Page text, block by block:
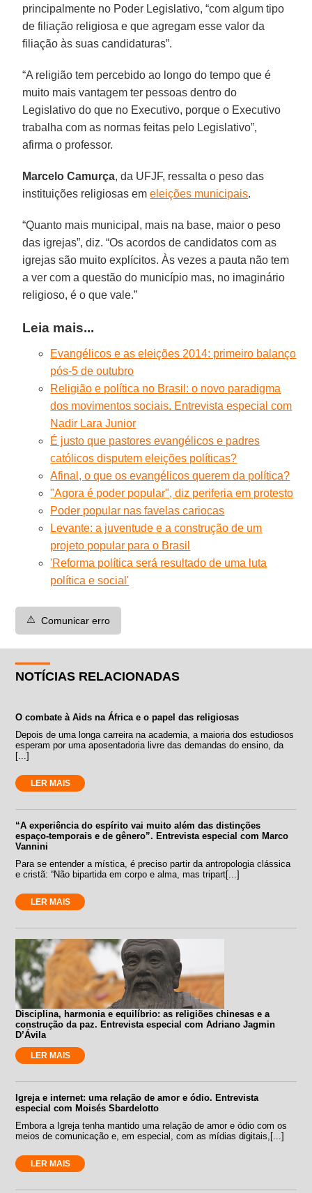
principalmente no Poder Legislativo, “com algum tipo
de filiação religiosa e que agregam esse valor da
filiação às suas candidaturas”.
“A religião tem percebido ao longo do tempo que é
muito mais vantagem ter pessoas dentro do
Legislativo do que no Executivo, porque o Executivo
trabalha com as normas feitas pelo Legislativo”,
afirma o professor.
Marcelo Camurça, da UFJF, ressalta o peso das
instituições religiosas emeleições municipais.
“Quanto mais municipal, mais na base, maior o peso
das igrejas”, diz. “Os acordos de candidatos com as
igrejas são muito explícitos. Às vezes a pauta não tem
a ver com a questão do município mas, no imaginário
religioso, é o que vale.”
Leia mais...
Evangélicos e as eleições 2014: primeiro balanço
pós-5 de outubro
Religião e política no Brasil: o novo paradigma
dos movimentos sociais. Entrevista especial com
Nadir Lara Junior
É justo que pastores evangélicos e padres
católicos disputem eleições políticas?
Afinal, o que os evangélicos querem da política?
"Agora é poder popular", diz periferia em protesto
Poder popular nas favelas cariocas
Levante: a juventude e a construção de um
projeto popular para o Brasil
'Reforma política será resultado de uma luta
política e social'
⚠️ Comunicar erro
NOTÍCIAS RELACIONADAS
O combate à Aids na África e o papel das religiosas
Depois de uma longa carreira na academia, a maioria dos estudiosos
esperam por uma aposentadoria livre das demandas do ensino, da
[...]
LER MAIS
“A experiência do espírito vai muito além das distinções
espaço-temporais e de gênero”. Entrevista especial com Marco
Vannini
Para se entender a mística, é preciso partir da antropologia clássica
e cristã: “Não bipartida em corpo e alma, mas tripart[...]
LER MAIS
Disciplina, harmonia e equilíbrio: as religiões chinesas e a
construção da paz. Entrevista especial com Adriano Jagmin
D’Ávila
LER MAIS
Igreja e internet: uma relação de amor e ódio. Entrevista
especial com Moisés Sbardelotto
Embora a Igreja tenha mantido uma relação de amor e ódio com os
meios de comunicação e, em especial, com as mídias digitais,[...]
LER MAIS